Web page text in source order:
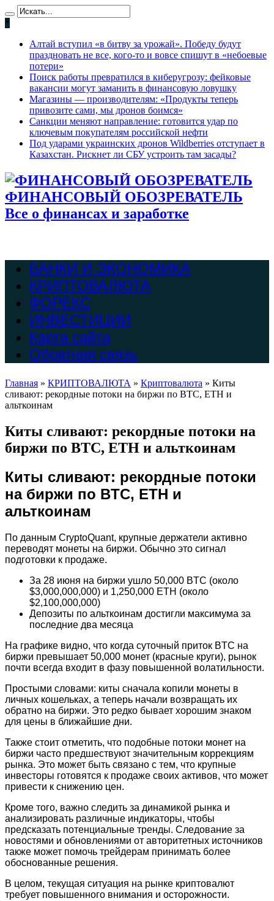
*
Алтай вступил «в битву за урожай». Победу будут
праздновать не все, кого-то и вовсе спишут в «небоевые
потери»
Поиск работы превратился в киберугрозу: фейковые
вакансии могут заманить в финансовую ловушку
Магазины — производителям: «Продукты теперь
привозите сами, мы дронов боимся»
Санкции меняют направление: готовится удар по
ключевым покупателям российской нефти
Под ударами украинских дронов Wildberries отступает в
Казахстан. Рискнет ли СБУ устроить там засады?
ФИНАНСОВЫЙ ОБОЗРЕВАТЕЛЬ
Все о финансах и заработке
БАНКИ И ЭКОНОМИКА
КРИПТОВАЛЮТА
ФОРЕКС
ИНВЕСТИЦИИ
Карта сайта
Обратная связь
Главная » КРИПТОВАЛЮТА » Криптовалюта » Киты
сливают: рекордные потоки на биржи по BTC, ETH и
альткоинам
Киты сливают: рекордные потоки на
биржи по BTC, ETH и альткоинам
Киты сливают: рекордные потоки
на биржи по BTC, ETH и
альткоинам
По данным CryptoQuant, крупные держатели активно
переводят монеты на биржи. Обычно это сигнал
подготовки к продаже.
За 28 июня на биржи ушло 50,000 BTC (около
$3,000,000,000) и 1,250,000 ETH (около
$2,100,000,000)
Депозиты по альткоинам достигли максимума за
последние два месяца
На графике видно, что когда суточный приток BTC на
биржи превышает 50,000 монет (красные круги), рынок
почти всегда входит в фазу повышенной волатильности.
Простыми словами: киты сначала копили монеты в
личных кошельках, а теперь начали возвращать их
обратно на биржи. Это редко бывает хорошим знаком
для цены в ближайшие дни.
Также стоит отметить, что подобные потоки монет на
биржи часто предшествуют значительным коррекциям
рынка. Это может быть связано с тем, что крупные
инвесторы готовятся к продаже своих активов, что может
привести к снижению цен.
Кроме того, важно следить за динамикой рынка и
анализировать различные индикаторы, чтобы
предсказать потенциальные тренды. Следование за
новостями и обновлениями от авторитетных источников
также может помочь трейдерам принимать более
обоснованные решения.
В целом, текущая ситуация на рынке криптовалют
требует повышенного внимания и осторожности.